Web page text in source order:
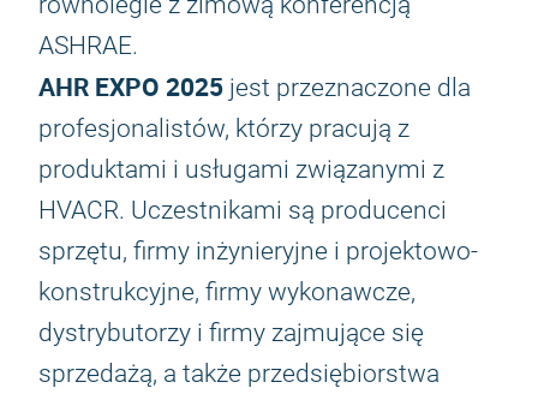
ASHRAE.
AHR EXPO 2025 jest przeznaczone dla
profesjonalistów, którzy pracują z
produktami i usługami związanymi z
HVACR. Uczestnikami są producenci
sprzętu, firmy inżynieryjne i projektowo-
konstrukcyjne, firmy wykonawcze,
dystrybutorzy i firmy zajmujące się
sprzedażą, a także przedsiębiorstwa